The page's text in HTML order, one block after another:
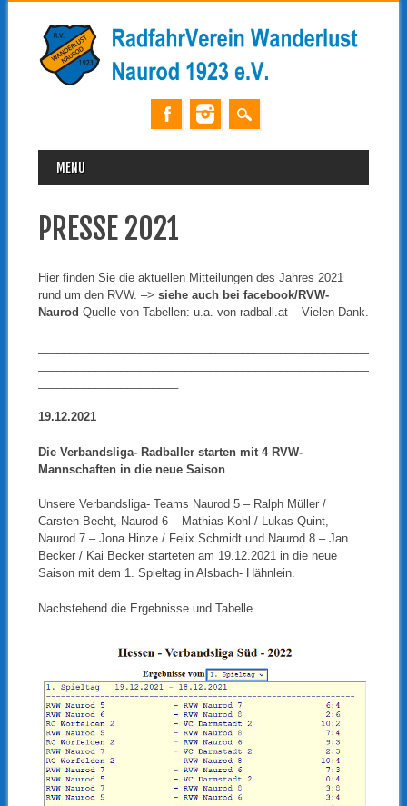
MAIN MENU
MENU
PRESSE 2021
Hier finden Sie die aktuellen Mitteilungen des Jahres 2021
rund um den RVW. –> siehe auch bei facebook/RVW-
Naurod Quelle von Tabellen: u.a. von radball.at – Vielen Dank.
19.12.2021
Die Verbandsliga- Radballer starten mit 4 RVW-
Mannschaften in die neue Saison
Unsere Verbandsliga- Teams Naurod 5 – Ralph Müller /
Carsten Becht, Naurod 6 – Mathias Kohl / Lukas Quint,
Naurod 7 – Jona Hinze / Felix Schmidt und Naurod 8 – Jan
Becker / Kai Becker starteten am 19.12.2021 in die neue
Saison mit dem 1. Spieltag in Alsbach- Hähnlein.
Nachstehend die Ergebnisse und Tabelle.